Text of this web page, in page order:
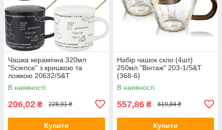
Чашка керамічна 320мл
"Science" з кришкою та
ложкою 20632/S&T
В наявності
206,02 ₴ 228,91 ₴
Купити
Набір чашок скло (4шт)
250мл "Вінтаж" 203-1/S&T
(368-6)
В наявності
557,86 ₴ 619,84 ₴
Купити